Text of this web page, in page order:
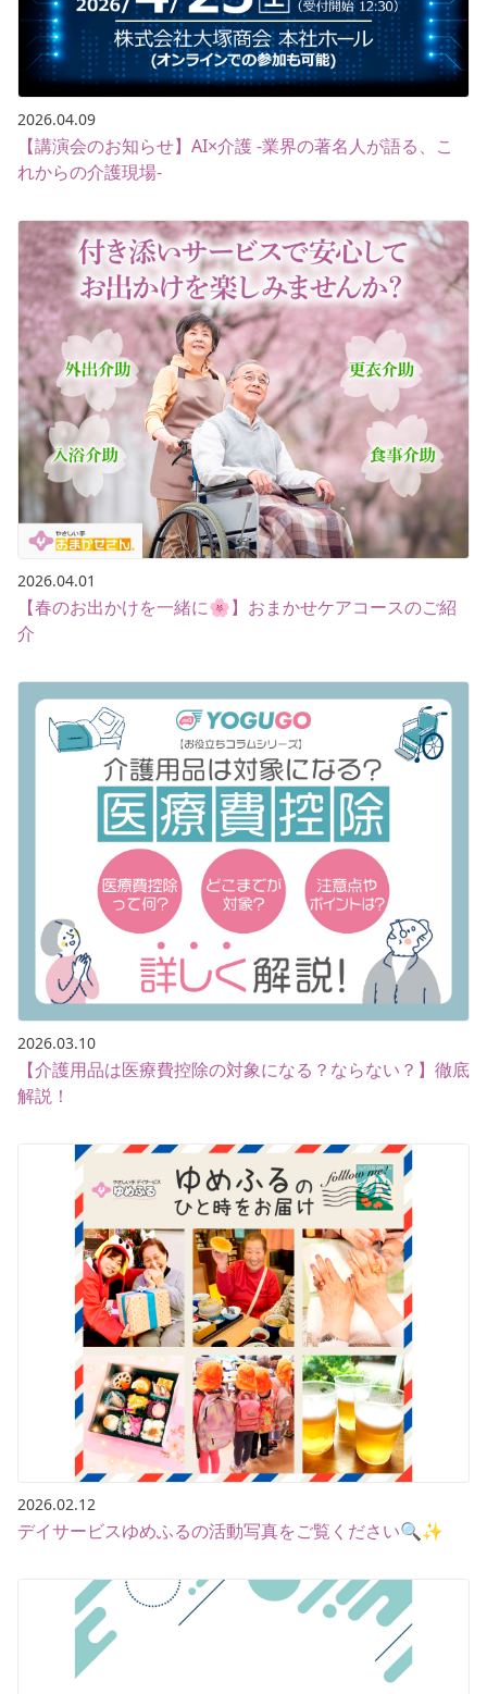
2026.04.09
【講演会のお知らせ】AI×介護 -業界の著名人が語る、こ
れからの介護現場-
2026.04.01
【春のお出かけを一緒に🌸】おまかせケアコースのご紹
介
2026.03.10
【介護用品は医療費控除の対象になる？ならない？】徹底
解説！
2026.02.12
デイサービスゆめふるの活動写真をご覧ください🔍✨